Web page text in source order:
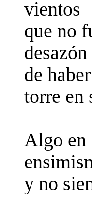
vientos
que no
de
torre en
Algo en
y no